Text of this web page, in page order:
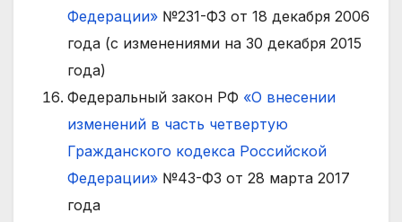
Федерации» №231-ФЗ от 18 декабря 2006
года (с изменениями на 30 декабря 2015
года)
Федеральный закон РФ «О внесении
изменений в часть четвертую
Гражданского кодекса Российской
Федерации» №43-ФЗ от 28 марта 2017
года